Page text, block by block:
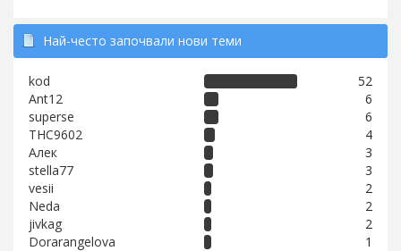
Най-често започвали нови теми
kod
52
Ant12
6
superse
6
THC9602
4
Алек
3
stella77
3
vesii
2
Neda
2
jivkag
2
Dorarangelova
1